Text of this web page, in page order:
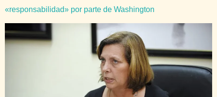
«responsabilidad» por parte de Washington